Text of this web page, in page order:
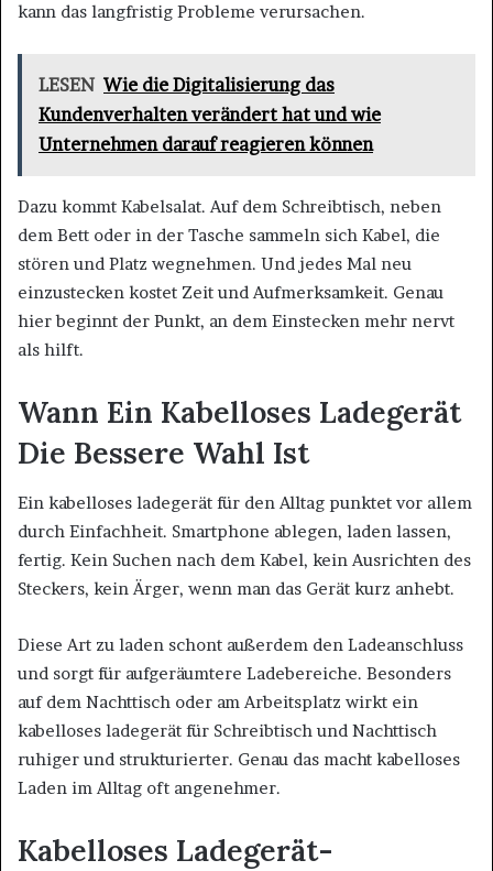
kann das langfristig Probleme verursachen.
LESEN Wie die Digitalisierung das
Kundenverhalten verändert hat und wie
Unternehmen darauf reagieren können
Dazu kommt Kabelsalat. Auf dem Schreibtisch, neben
dem Bett oder in der Tasche sammeln sich Kabel, die
stören und Platz wegnehmen. Und jedes Mal neu
einzustecken kostet Zeit und Aufmerksamkeit. Genau
hier beginnt der Punkt, an dem Einstecken mehr nervt
als hilft.
Wann Ein Kabelloses Ladegerät
Die Bessere Wahl Ist
Ein kabelloses ladegerät für den Alltag punktet vor allem
durch Einfachheit. Smartphone ablegen, laden lassen,
fertig. Kein Suchen nach dem Kabel, kein Ausrichten des
Steckers, kein Ärger, wenn man das Gerät kurz anhebt.
Diese Art zu laden schont außerdem den Ladeanschluss
und sorgt für aufgeräumtere Ladebereiche. Besonders
auf dem Nachttisch oder am Arbeitsplatz wirkt ein
kabelloses ladegerät für Schreibtisch und Nachttisch
ruhiger und strukturierter. Genau das macht kabelloses
Laden im Alltag oft angenehmer.
Kabelloses Ladegerät-